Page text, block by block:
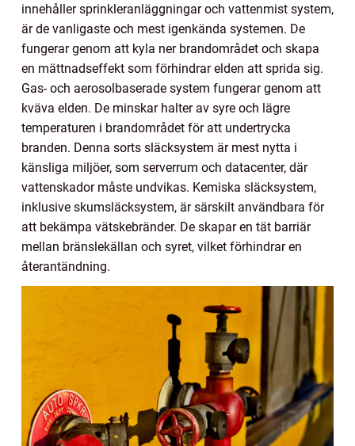
innehåller sprinkleranläggningar och vattenmist system,
är de vanligaste och mest igenkända systemen. De
fungerar genom att kyla ner brandområdet och skapa
en mättnadseffekt som förhindrar elden att sprida sig.
Gas- och aerosolbaserade system fungerar genom att
kväva elden. De minskar halter av syre och lägre
temperaturen i brandområdet för att undertrycka
branden. Denna sorts släcksystem är mest nytta i
känsliga miljöer, som serverrum och datacenter, där
vattenskador måste undvikas. Kemiska släcksystem,
inklusive skumsläcksystem, är särskilt användbara för
att bekämpa vätskebränder. De skapar en tät barriär
mellan bränslekällan och syret, vilket förhindrar en
återantändning.